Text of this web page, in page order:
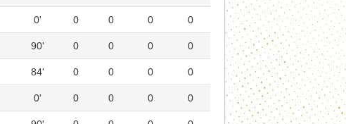
0' 0 0 0 0
90' 0 0 0 0
84' 0 0 0 0
0' 0 0 0 0